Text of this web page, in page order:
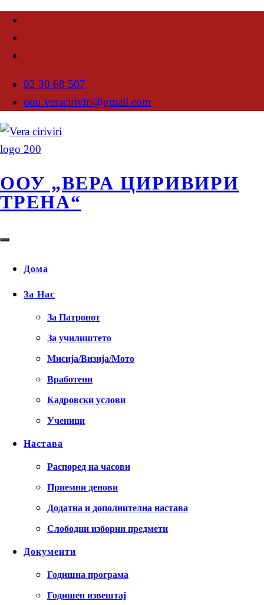
02 30 68 507
oou.veraciriviri@gmail.com
ООУ „ВЕРА ЦИРИВИРИ
ТРЕНА“
Дома
За Нас
За Патронот
За училиштето
Мисија/Визија/Мото
Вработени
Кадровски услови
Ученици
Настава
Распоред на часови
Приемни денови
Додатна и дополнителна настава
Слободни изборни предмети
Документи
Годишна програма
Годишен извештај